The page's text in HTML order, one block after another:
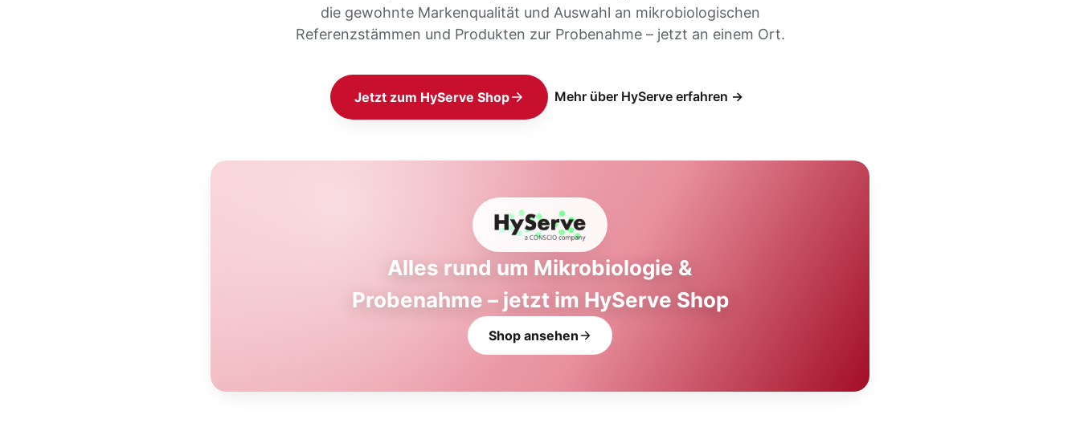
die gewohnte Markenqualität und Auswahl an mikrobiologischen
Referenzstämmen und Produkten zur Probenahme – jetzt an einem Ort.
Jetzt zum HyServe Shop Mehr über HyServe erfahren →
Alles rund um Mikrobiologie &
Probenahme – jetzt im HyServe Shop
Shop ansehen